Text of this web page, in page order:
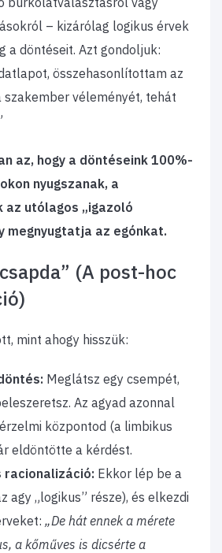
– kizárólag logikus érvek
a döntéseit. Azt gondoljuk:
összehasonlítottam az
véleményét, tehát
az, hogy a döntéseink 100%-
nyugszanak, a
utólagos „igazoló
megnyugtatja az egónkat.
(A post-hoc
mint ahogy hisszük:
Meglátsz egy csempét,
Az agyad azonnal
központod (a limbikus
eldöntötte a kérdést.
racionalizáció: Ekkor lép be a
agy „logikus” része), és elkezdi
„De hát ennek a mérete
a kőműves is dicsérte a